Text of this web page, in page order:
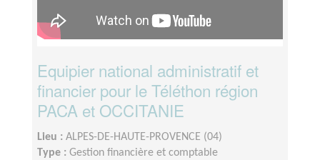
Equipier national administratif et
financier pour le Téléthon région
PACA et OCCITANIE
Lieu : ALPES-DE-HAUTE-PROVENCE (04)
Type : Gestion financière et comptable